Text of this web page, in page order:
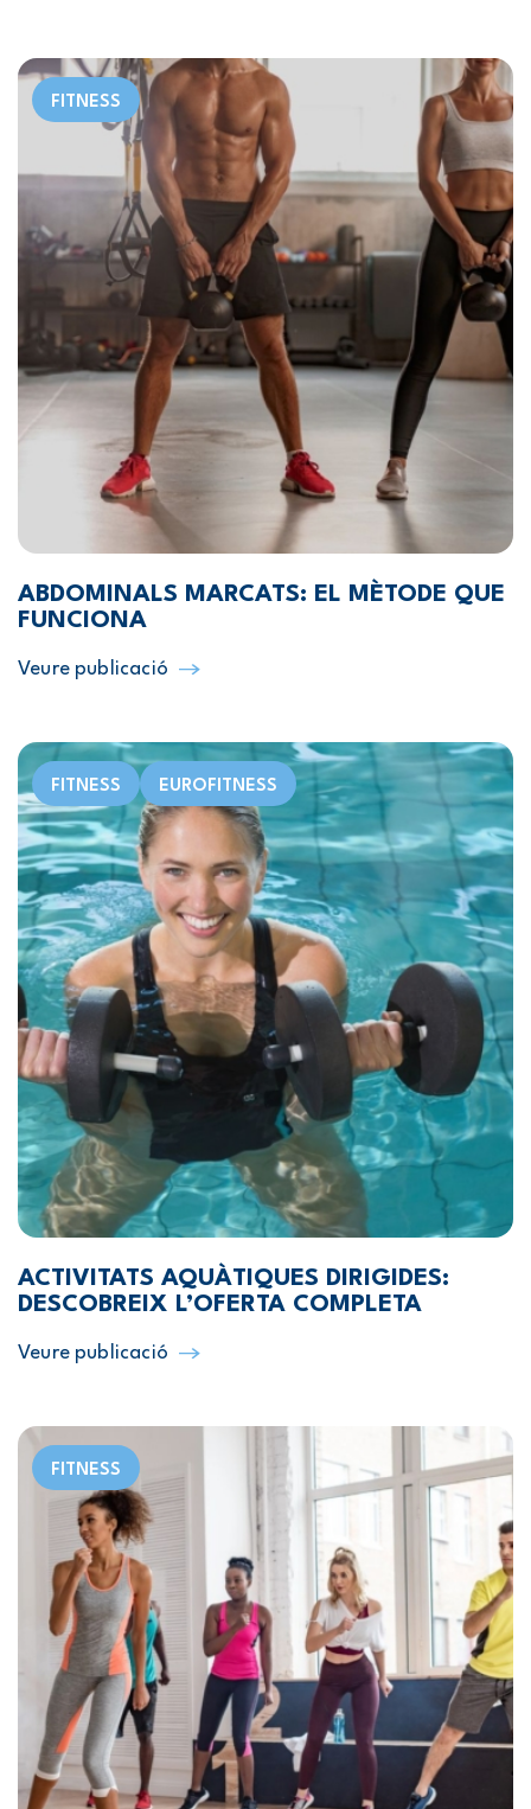
FITNESS
ABDOMINALS MARCATS: EL MÈTODE QUE
FUNCIONA
Veure publicació
FITNESS EUROFITNESS
ACTIVITATS AQUÀTIQUES DIRIGIDES:
DESCOBREIX L’OFERTA COMPLETA
Veure publicació
FITNESS